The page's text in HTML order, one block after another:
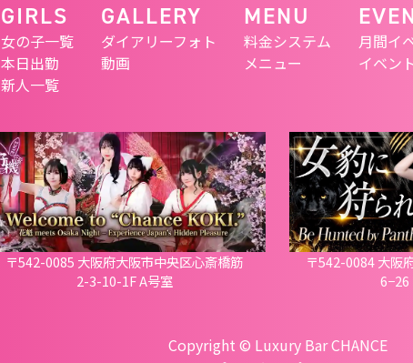
GIRLS
女の子一覧
本日出勤
新人一覧
GALLERY
ダイアリーフォト
動画
MENU
料金システム
メニュー
月間イ
イベン
〒542-0085 大阪府大阪市中央区心斎橋筋
2-3-10-1F A号室
〒542-0084 大阪
6−26
Copyright © Luxury Bar CHANCE